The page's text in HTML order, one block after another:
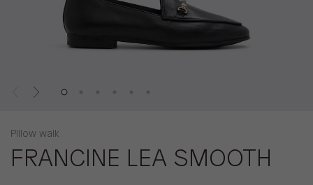
Pillow walk
FRANCINE LEA SMOOTH